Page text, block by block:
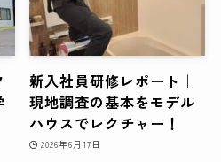
新入社員研修レポート｜
現地調査の基本をモデル
ハウスでレクチャー！
2026年6月17日